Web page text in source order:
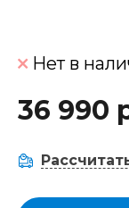
Нет в
36 990